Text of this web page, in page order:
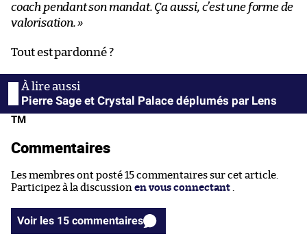
coach pendant son mandat. Ça aussi, c’est une forme de
valorisation.»
Tout est pardonné ?
Pierre Sage et Crystal Palace déplumés par Lens
TM
Commentaires
Les membres ont posté 15 commentaires sur cet article.
Participez à la discussion en vous connectant
Voir les 15 commentaires